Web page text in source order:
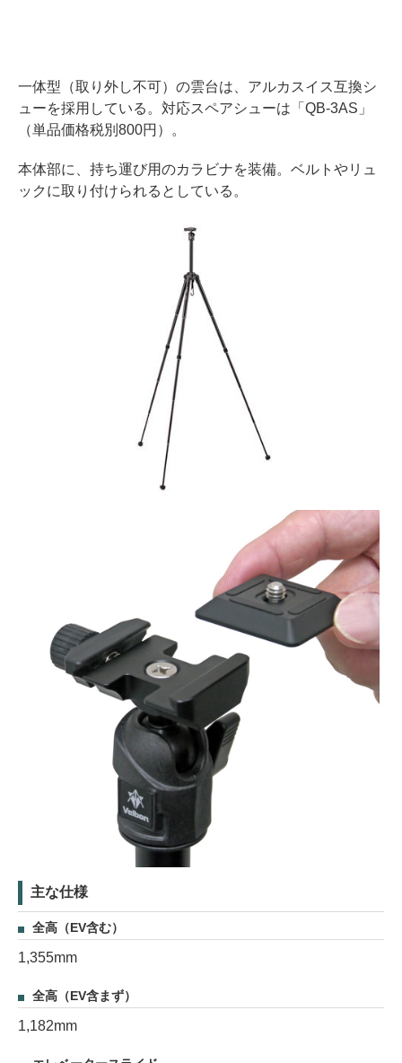
一体型（取り外し不可）の雲台は、アルカスイス互換シ
ューを採用している。対応スペアシューは「QB-3AS」
（単品価格税別800円）。
本体部に、持ち運び用のカラビナを装備。ベルトやリュ
ックに取り付けられるとしている。
主な仕様
全高（EV含む）
1,355mm
全高（EV含まず）
1,182mm